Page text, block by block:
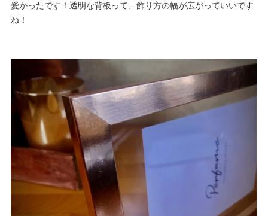
愛かったです！透明な背板って、飾り方の幅が広がっていいです
ね！